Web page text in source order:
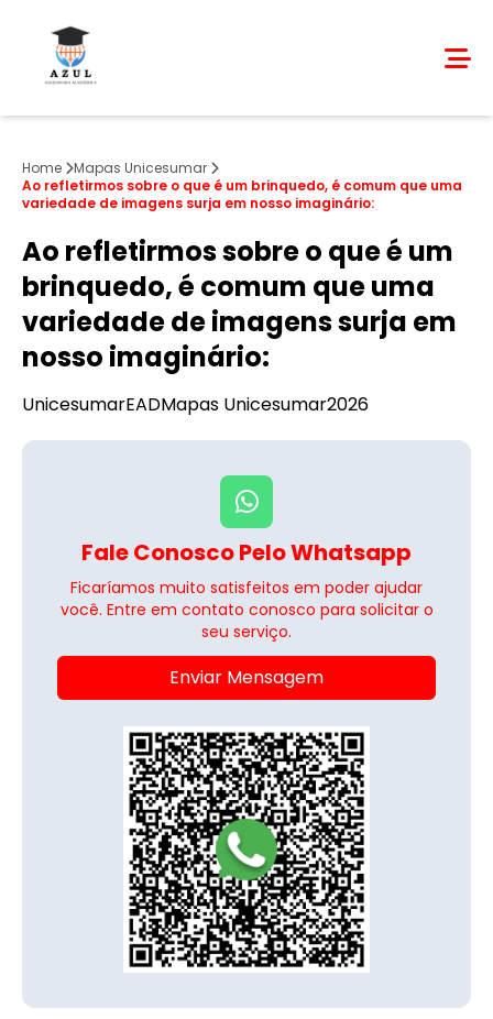
Home
Mapas Unicesumar
Ao refletirmos sobre o que é um brinquedo, é comum que uma
variedade de imagens surja em nosso imaginário:
Ao refletirmos sobre o que é um
brinquedo, é comum que uma
variedade de imagens surja em
nosso imaginário:
UnicesumarEADMapas Unicesumar2026
Fale Conosco Pelo Whatsapp
Ficaríamos muito satisfeitos em poder ajudar
você. Entre em contato conosco para solicitar o
seu serviço.
Enviar Mensagem